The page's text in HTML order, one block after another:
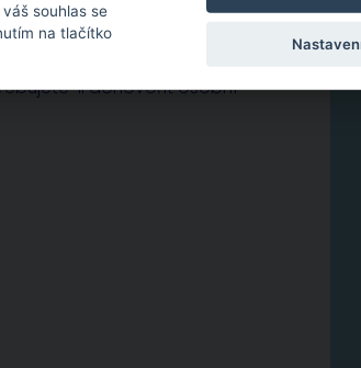
li dohovořit osobní
souhlas se
na tlačítko